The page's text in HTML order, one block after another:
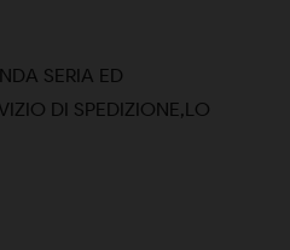
SERIA ED
DI SPEDIZIONE,LO